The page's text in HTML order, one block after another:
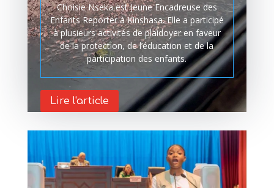
Choisie Nseka est Jeune Encadreuse des
Enfants Reporter à Kinshasa. Elle a participé
à plusieurs activités de plaidoyer en faveur
de la protection, de l’éducation et de la
participation des enfants.
Lire l'article